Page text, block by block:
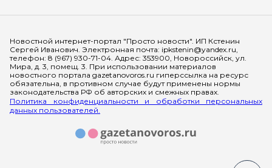
Новостной интернет-портал "Просто новости". ИП Кстенин
Сергей Иванович. Электронная почта: ipkstenin@yandex.ru,
телефон: 8 (967) 930-71-04. Адрес: 353900, Новороссийск, ул.
Мира, д. 3, помещ. 3. При использовании материалов
новостного портала gazetanovoros.ru гиперссылка на ресурс
обязательна, в противном случае будут применены нормы
законодательства РФ об авторских и смежных правах.
Политика конфиденциальности и обработки персональных
данных пользователей.